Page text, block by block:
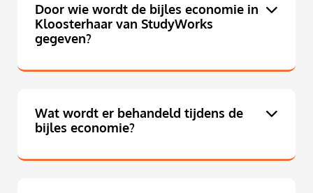
Door wie wordt de bijles economie in
Kloosterhaar van StudyWorks
gegeven?
Wat wordt er behandeld tijdens de
bijles economie?